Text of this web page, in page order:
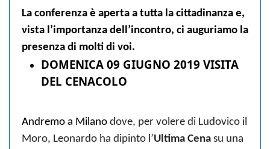
La conferenza è aperta a tutta la cittadinanza e,
vista l’importanza dell’incontro, ci auguriamo la
presenza di molti di voi.
DOMENICA 09 GIUGNO 2019 VISITA
DEL CENACOLO
Andremo a Milano dove, per volere di Ludovico il
Moro, Leonardo ha dipinto l’Ultima Cena su una